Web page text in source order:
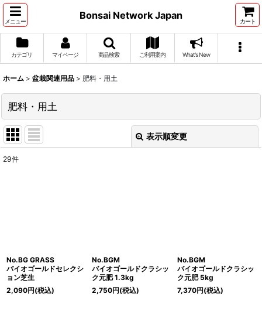
メニュー
Bonsai Network Japan
カート
カテゴリ マイページ 商品検索 ご利用案内 What's New
ホーム > 盆栽関連用品 > 肥料・用土
肥料・用土
表示順変更
29件
No.BG GRASS
バイオゴールドセレクシ
ョン芝生
2,090円(税込)
No.BGM
バイオゴールドクラシッ
ク元肥 1.3kg
2,750円(税込)
No.BGM
バイオゴールドクラシッ
ク元肥 5kg
7,370円(税込)